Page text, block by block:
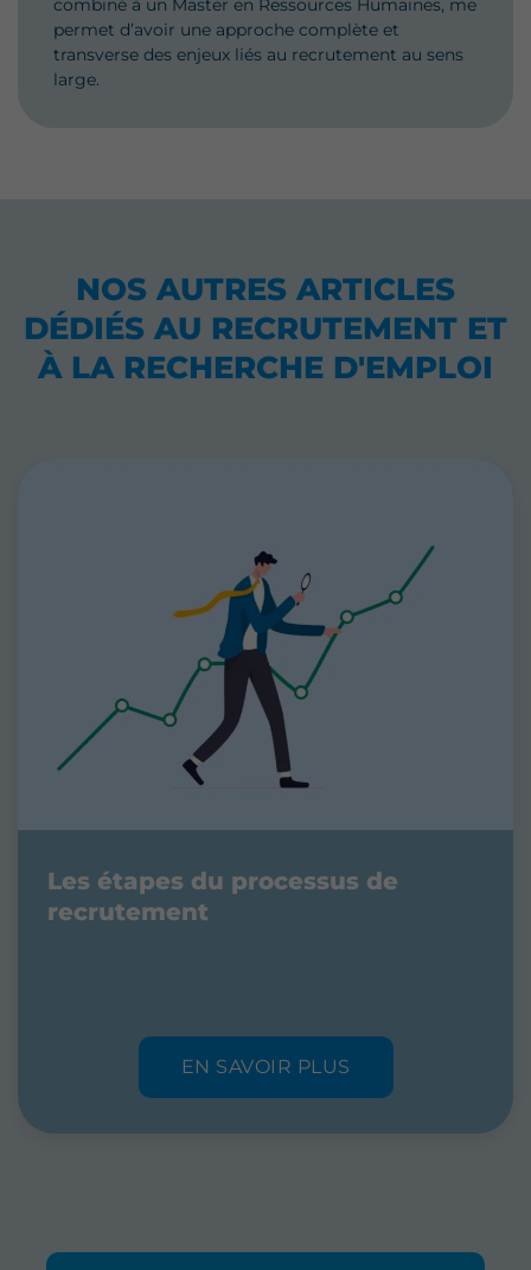
combiné à un Master en Ressources Humaines, me
permet d’avoir une approche complète et
transverse des enjeux liés au recrutement au sens
large.
NOS AUTRES ARTICLES
DÉDIÉS AU RECRUTEMENT ET
À LA RECHERCHE D'EMPLOI
Les étapes du processus de
recrutement
EN SAVOIR PLUS